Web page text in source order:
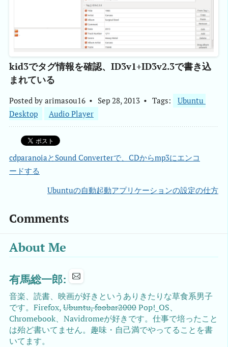
kid3でタグ情報を確認、ID3v1+ID3v2.3で書き込
まれている
Posted by arimasou16 Sep 28, 2013 Tags:
Ubuntu
Desktop
Audio Player
cdparanoiaとSound Converterで、CDからmp3にエンコ
ードする
Ubuntuの自動起動アプリケーションの設定の仕方
Comments
About Me
有馬総一郎:
音楽、読書、映画が好きというありきたりな草食系男子
です。Firefox,Ubuntu, foobar2000Pop!_OS、
Chromebook、Navidromeが好きです。仕事で培ったこと
は殆ど書いてません。趣味・自己満でやってることを書
いてます。